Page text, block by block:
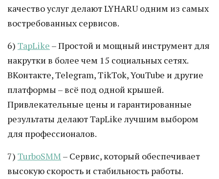
качество услуг делают LYHARU одним из самых
востребованных сервисов.
6) TapLike – Простой и мощный инструмент для
накрутки в более чем 15 социальных сетях.
ВКонтакте, Telegram, TikTok, YouTube и другие
платформы – всё под одной крышей.
Привлекательные цены и гарантированные
результаты делают TapLike лучшим выбором
для профессионалов.
7) TurboSMM – Сервис, который обеспечивает
высокую скорость и стабильность работы.